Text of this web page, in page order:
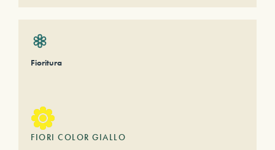
Fioritura
FIORI COLOR GIALLO